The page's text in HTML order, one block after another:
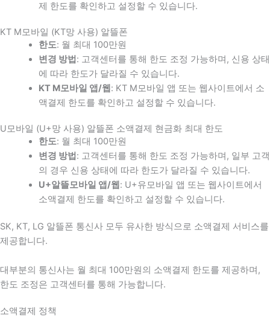
제 한도를 확인하고 설정할 수 있습니다.
KT M모바일 (KT망 사용) 알뜰폰
한도: 월 최대 100만원
변경 방법 : 고객센터를 통해 한도 조정 가능하며, 신용 상태
에 따라 한도가 달라질 수 있습니다.
KT M모바일 앱/웹 : KT M모바일 앱 또는 웹사이트에서 소
액결제 한도를 확인하고 설정할 수 있습니다.
U모바일 (U+망 사용) 알뜰폰 소액결제 현금화 최대 한도
한도: 월 최대 100만원
변경 방법 : 고객센터를 통해 한도 조정 가능하며, 일부 고객
의 경우 신용 상태에 따라 한도가 달라질 수 있습니다.
U+알뜰모바일 앱/웹 : U+유모바일 앱 또는 웹사이트에서
소액결제 한도를 확인하고 설정할 수 있습니다.
SK, KT, LG 알뜰폰 통신사 모두 유사한 방식으로 소액결제 서비스를
제공합니다.
대부분의 통신사는 월 최대 100만원의 소액결제 한도를 제공하며,
한도 조정은 고객센터를 통해 가능합니다.
소액결제 정책